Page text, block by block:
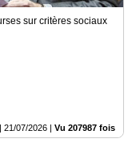
sur critères sociaux
| 21/07/2026 | Vu 207987 fois